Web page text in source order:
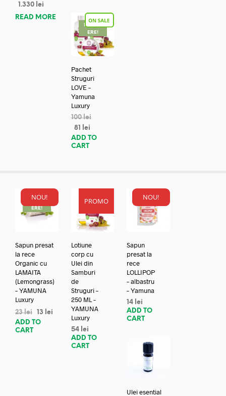
1.330 lei
READ MORE
REDUC
ERE!
Pachet
Struguri
LOVE –
Yamuna
Luxury
100lei
81
lei
ADD TO
CART
NOU!
REDUC
ERE!
Sapun presat
la rece
Organic cu
LAMAITA
(Lemongrass)
– YAMUNA
Luxury
23lei 13
lei
ADD TO
CART
PROMO
Lotiune
corp cu
Ulei din
Samburi
de
Struguri –
250 ML –
YAMUNA
Luxury
54 lei
ADD TO
CART
NOU!
Sapun
presat la
rece
LOLLIPOP
– albastru
– Yamuna
14 lei
ADD TO
CART
Ulei esential